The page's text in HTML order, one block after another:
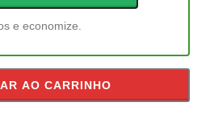
e economize.
AO CARRINHO